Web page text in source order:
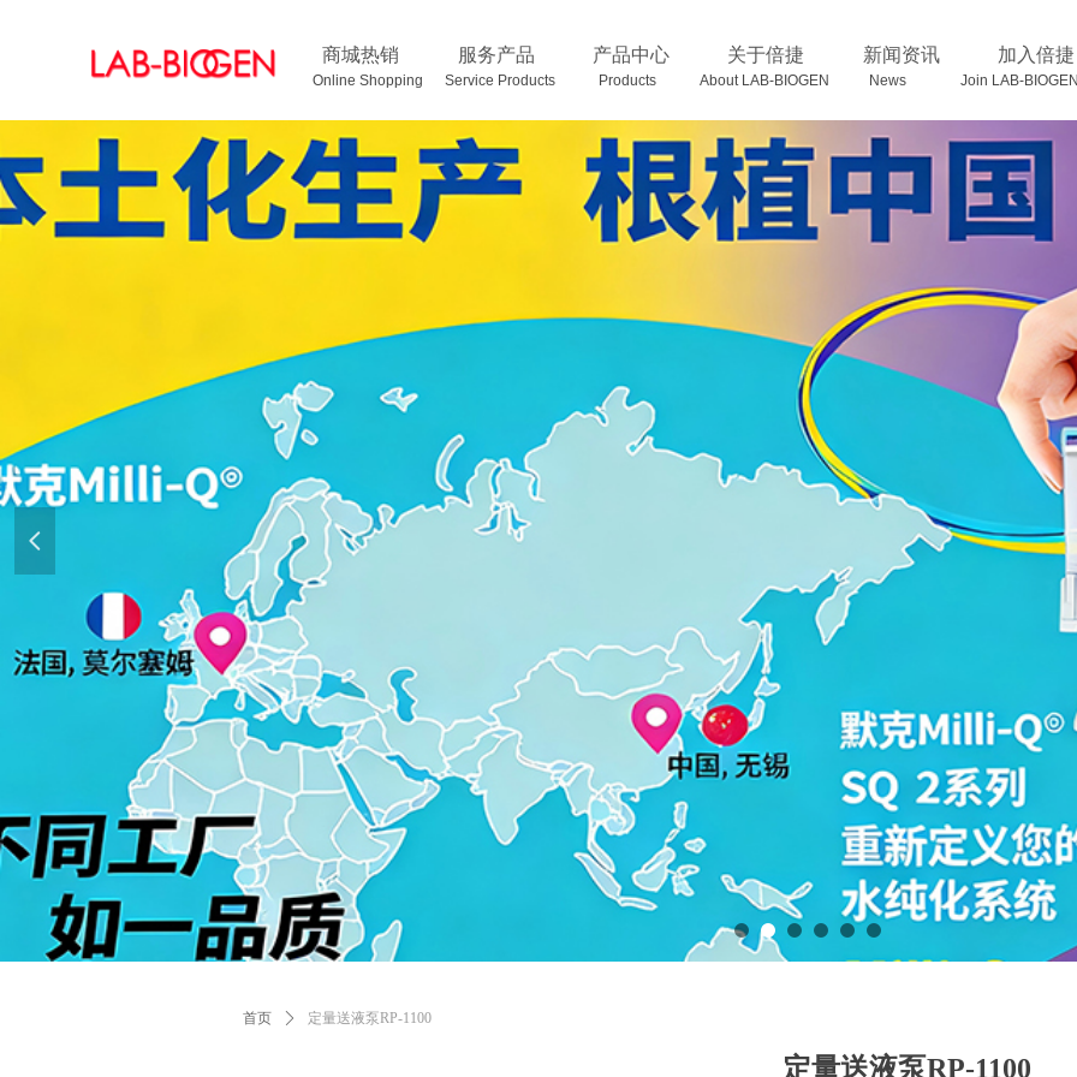
商城热销 服务产品 产品中心 关于倍捷 新闻资讯 加入倍捷
Online Shopping Service Products Products About LAB-BIOGEN News Join LAB-
넳
首页 ꄲ 定量送液泵RP-1100
定量送液泵RP-1100